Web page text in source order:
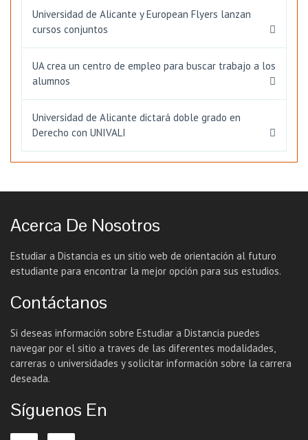
Universidad de Alicante y European Flyers lanzan
cursos conjuntos
UA crea un centro de empleo para buscar trabajo a los
alumnos
Universidad de Alicante dictará doble grado en
Derecho con UNIVALI
Acerca De Nosotros
Estudiar a Distancia es un sitio web de orientación al futuro
estudiante para encontrar la mejor opción para sus estudios.
Contáctanos
Si deseas información sobre Estudiar a Distancia puedes
navegar por el sitio a traves de las diferentes modalidades,
carreras o universidades y solicitar información sobre la carrera
deseada.
Síguenos En